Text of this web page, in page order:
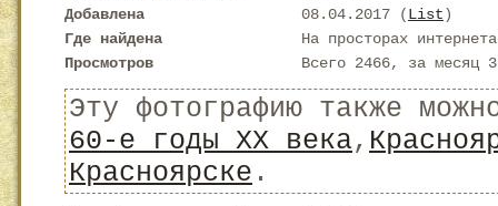
Добавлена
08.04.2017 (List)
Где найдена
На просторах интернета
Просмотров
Всего 2466, за месяц
Эту фотографию также
60-е годы XX века,
Красноярске .